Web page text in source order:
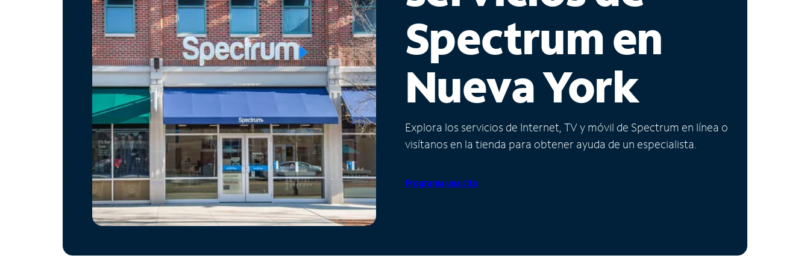
Spectrum en
Nueva York
Explora los servicios de Internet, TV y móvil de Spectrum en línea o
visítanos en la tienda para obtener ayuda de un especialista.
Programa una cita